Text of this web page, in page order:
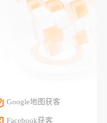
Google地图获客
Facebook获客